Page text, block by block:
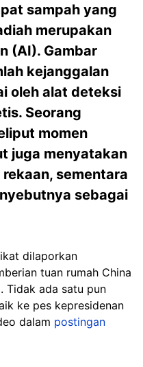
sampah yang
merupakan
(AI). Gambar
kejanggalan
oleh alat deteksi
Seorang
momen
juga menyatakan
sementara
sebagai
dilaporkan
tuan rumah China
Tidak ada satu pun
ke pes kepresidenan
dalam postingan